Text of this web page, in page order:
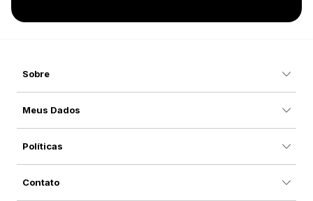
Sobre
Meus Dados
Políticas
Contato